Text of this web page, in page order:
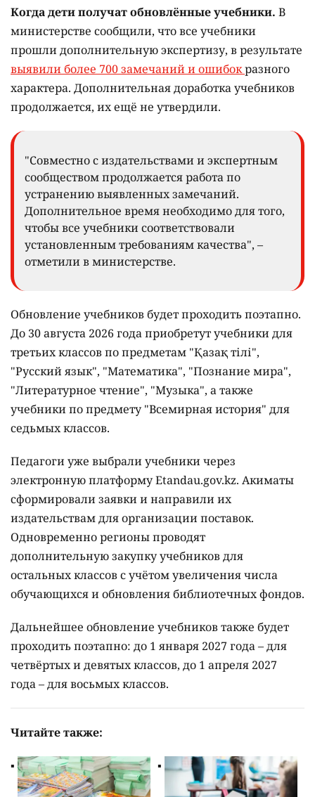
Когда дети получат обновлённые учебники. В
министерстве сообщили, что все учебники
прошли дополнительную экспертизу, в результате
выявили более 700 замечаний и ошибокразного
характера. Дополнительная доработка учебников
продолжается, их ещё не утвердили.
"Совместно с издательствами и экспертным
сообществом продолжается работа по
устранению выявленных замечаний.
Дополнительное время необходимо для того,
чтобы все учебники соответствовали
установленным требованиям качества", –
отметили в министерстве.
Обновление учебников будет проходить поэтапно.
До 30 августа 2026 года приобретут учебники для
третьих классов по предметам "Қазақ тілі",
"Русский язык", "Математика", "Познание мира",
"Литературное чтение", "Музыка", а также
учебники по предмету "Всемирная история" для
седьмых классов.
Педагоги уже выбрали учебники через
электронную платформу Etandau.gov.kz. Акиматы
сформировали заявки и направили их
издательствам для организации поставок.
Одновременно регионы проводят
дополнительную закупку учебников для
остальных классов с учётом увеличения числа
обучающихся и обновления библиотечных фондов.
Дальнейшее обновление учебников также будет
проходить поэтапно: до 1 января 2027 года – для
четвёртых и девятых классов, до 1 апреля 2027
года – для восьмых классов.
Читайте также: